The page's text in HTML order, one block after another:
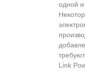
одной и
Link